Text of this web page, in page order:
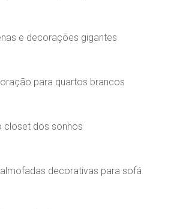
e decorações gigantes
para quartos brancos
closet dos sonhos
decorativas para sofá